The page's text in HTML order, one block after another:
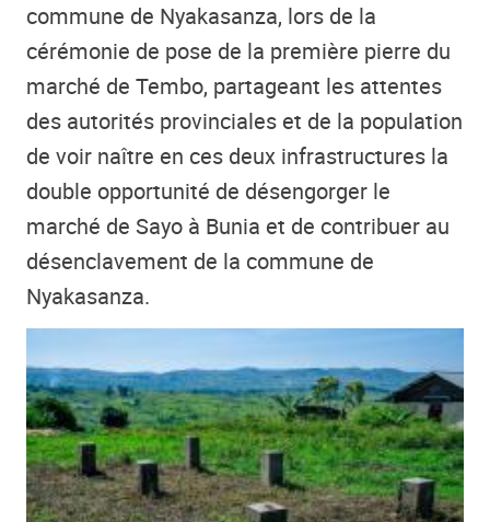
commune de Nyakasanza, lors de la
cérémonie de pose de la première pierre du
marché de Tembo, partageant les attentes
des autorités provinciales et de la population
de voir naître en ces deux infrastructures la
double opportunité de désengorger le
marché de Sayo à Bunia et de contribuer au
désenclavement de la commune de
Nyakasanza.